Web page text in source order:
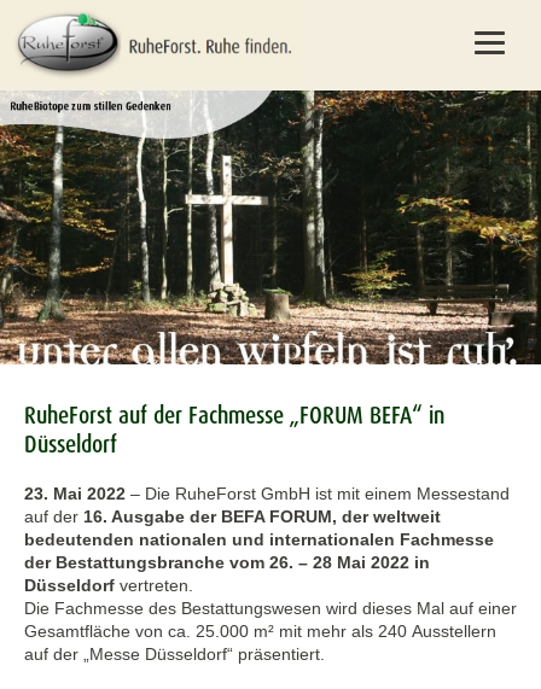
RuheForst auf der Fachmesse „FORUM BEFA“ in
Düsseldorf
23. Mai 2022 – Die RuheForst GmbH ist mit einem Messestand
auf der 16. Ausgabe der BEFA FORUM, der weltweit
bedeutenden nationalen und internationalen Fachmesse
der Bestattungsbranche vom 26. – 28 Mai 2022 in
Düsseldorf vertreten.
Die Fachmesse des Bestattungswesen wird dieses Mal auf einer
Gesamtfläche von ca. 25.000 m² mit mehr als 240 Ausstellern
auf der „Messe Düsseldorf“ präsentiert.